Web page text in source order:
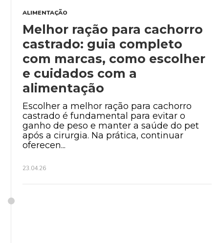
ALIMENTAÇÃO
Melhor ração para cachorro
castrado: guia completo
com marcas, como escolher
e cuidados com a
alimentação
Escolher a melhor ração para cachorro
castrado é fundamental para evitar o
ganho de peso e manter a saúde do pet
após a cirurgia. Na prática, continuar
oferecen...
23.04.26